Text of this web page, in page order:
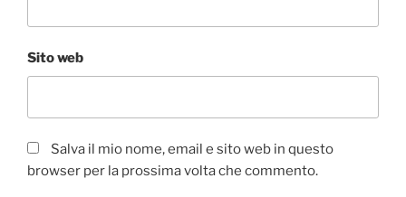
Sito web
Salva il mio nome, email e sito web in questo
browser per la prossima volta che commento.